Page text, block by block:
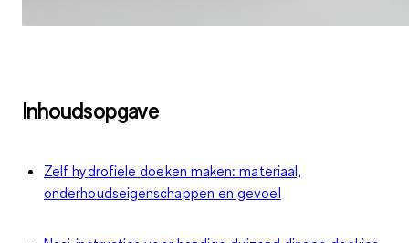
Inhoudsopgave
Zelf hydrofiele doeken maken: materiaal,
onderhoudseigenschappen en gevoel